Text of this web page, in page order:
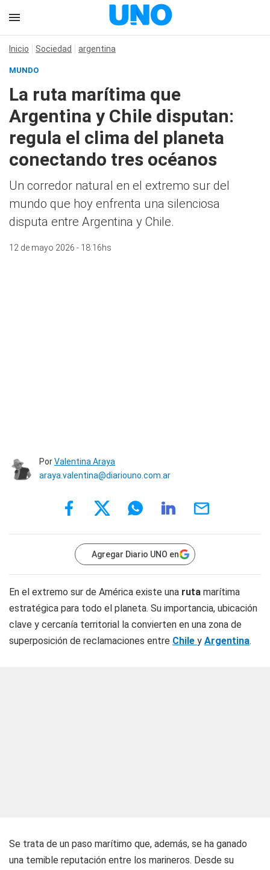
Inicio Sociedad argentina
MUNDO
La ruta marítima que
Argentina y Chile disputan:
regula el clima del planeta
conectando tres océanos
Un corredor natural en el extremo sur del
mundo que hoy enfrenta una silenciosa
disputa entre Argentina y Chile.
12 de mayo 2026 - 18:16hs
PorValentina Araya
araya.valentina@diariouno.com.ar
Agregar Diario UNO en
En el extremo sur de América existe una ruta marítima
estratégica para todo el planeta. Su importancia, ubicación
clave y cercanía territorial la convierten en una zona de
superposición de reclamaciones entre Chile y Argentina.
Se trata de un paso marítimo que, además, se ha ganado
una temible reputación entre los marineros. Desde su